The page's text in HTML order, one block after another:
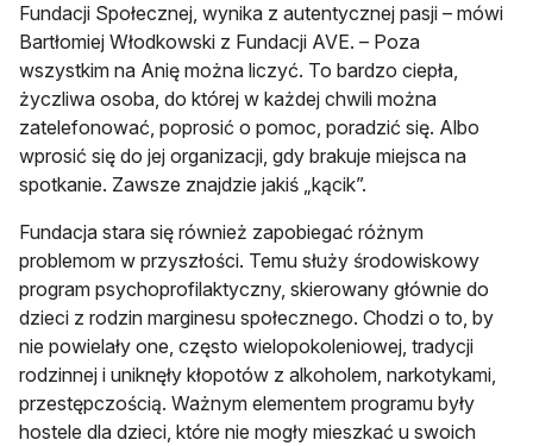
Fundacji Społecznej, wynika z autentycznej pasji – mówi
Bartłomiej Włodkowski z Fundacji AVE. – Poza
wszystkim na Anię można liczyć. To bardzo ciepła,
życzliwa osoba, do której w każdej chwili można
zatelefonować, poprosić o pomoc, poradzić się. Albo
wprosić się do jej organizacji, gdy brakuje miejsca na
spotkanie. Zawsze znajdzie jakiś „kącik”.
Fundacja stara się również zapobiegać różnym
problemom w przyszłości. Temu służy środowiskowy
program psychoprofilaktyczny, skierowany głównie do
dzieci z rodzin marginesu społecznego. Chodzi o to, by
nie powielały one, często wielopokoleniowej, tradycji
rodzinnej i uniknęły kłopotów z alkoholem, narkotykami,
przestępczością. Ważnym elementem programu były
hostele dla dzieci, które nie mogły mieszkać u swoich